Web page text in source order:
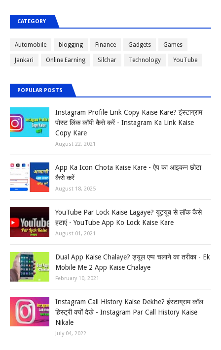
CATEGORY
Automobile blogging Finance Gadgets Games
Jankari Online Earning Silchar Technology YouTube
POPULAR POSTS
Instagram Profile Link Copy Kaise Kare? इंस्टाग्राम
पोस्ट लिंक कॉपी कैसे करें - Instagram Ka Link Kaise
Copy Kare
August 22, 2021
App Ka Icon Chota Kaise Kare - ऐप का आइकन छोटा
कैसे करें
August 18, 2025
YouTube Par Lock Kaise Lagaye? यूट्यूब से लॉक कैसे
हटाएं - YouTube App Ko Lock Kaise Kare
August 01, 2021
Dual App Kaise Chalaye? ड्यूल एप्प चलाने का तरीका - Ek
Mobile Me 2 App Kaise Chalaye
February 10, 2021
Instagram Call History Kaise Dekhe? इंस्टाग्राम कॉल
हिस्ट्री क्यों देखे - Instagram Par Call History Kaise
Nikale
July 04, 2022